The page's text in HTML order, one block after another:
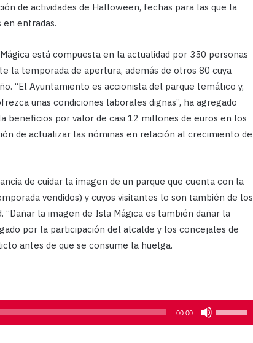
de actividades de Halloween, fechas para las que la
entradas.
está compuesta en la actualidad por 350 personas
la temporada de apertura, además de otros 80 cuya
“El Ayuntamiento es accionista del parque temático y,
unas condiciones laborales dignas”, ha agregado
beneficios por valor de casi 12 millones de euros en los
de actualizar las nóminas en relación al crecimiento de
de cuidar la imagen de un parque que cuenta con la
vendidos) y cuyos visitantes lo son también de los
la imagen de Isla Mágica es también dañar la
por la participación del alcalde y los concejales de
antes de que se consume la huelga.
00:00
las